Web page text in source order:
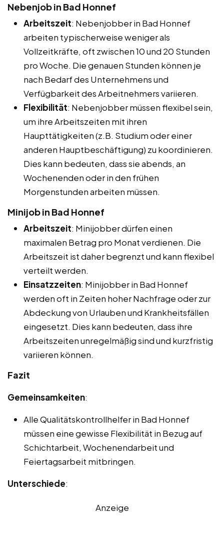
Nebenjob in Bad Honnef
Arbeitszeit: Nebenjobber in Bad Honnef
arbeiten typischerweise weniger als
Vollzeitkräfte, oft zwischen 10 und 20 Stunden
pro Woche. Die genauen Stunden können je
nach Bedarf des Unternehmens und
Verfügbarkeit des Arbeitnehmers variieren.
Flexibilität: Nebenjobber müssen flexibel sein,
um ihre Arbeitszeiten mit ihren
Haupttätigkeiten (z.B. Studium oder einer
anderen Hauptbeschäftigung) zu koordinieren.
Dies kann bedeuten, dass sie abends, an
Wochenenden oder in den frühen
Morgenstunden arbeiten müssen.
Minijob in Bad Honnef
Arbeitszeit: Minijobber dürfen einen
maximalen Betrag pro Monat verdienen. Die
Arbeitszeit ist daher begrenzt und kann flexibel
verteilt werden.
Einsatzzeiten: Minijobber in Bad Honnef
werden oft in Zeiten hoher Nachfrage oder zur
Abdeckung von Urlauben und Krankheitsfällen
eingesetzt. Dies kann bedeuten, dass ihre
Arbeitszeiten unregelmäßig sind und kurzfristig
variieren können.
Fazit
Gemeinsamkeiten:
Alle Qualitätskontrollhelfer in Bad Honnef
müssen eine gewisse Flexibilität in Bezug auf
Schichtarbeit, Wochenendarbeit und
Feiertagsarbeit mitbringen.
Unterschiede:
Anzeige